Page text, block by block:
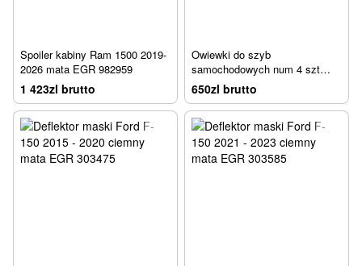
Spoiler kabiny Ram 1500 2019-
2026 mata EGR 982959
1 423zl brutto
Owiewki do szyb
samochodowych num 4 szt
wstawiony Ford Bronco Sport
2021 - 2024 ciemny matowy
EGR 573565
650zl brutto